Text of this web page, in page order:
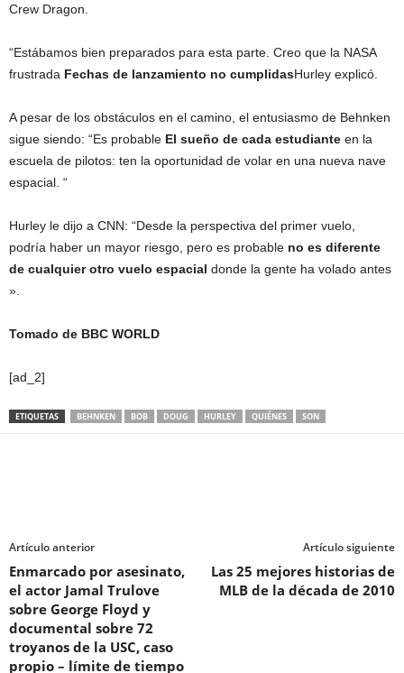
Crew Dragon.
“Estábamos bien preparados para esta parte. Creo que la NASA
frustrada Fechas de lanzamiento no cumplidasHurley explicó.
A pesar de los obstáculos en el camino, el entusiasmo de Behnken
sigue siendo: “Es probable El sueño de cada estudiante en la
escuela de pilotos: ten la oportunidad de volar en una nueva nave
espacial. “
Hurley le dijo a CNN: “Desde la perspectiva del primer vuelo,
podría haber un mayor riesgo, pero es probable no es diferente
de cualquier otro vuelo espacial donde la gente ha volado antes
».
Tomado de BBC WORLD
[ad_2]
ETIQUETAS BEHNKEN BOB DOUG HURLEY QUIÉNES SON
Artículo anterior
Enmarcado por asesinato,
el actor Jamal Trulove
sobre George Floyd y
documental sobre 72
troyanos de la USC, caso
propio – límite de tiempo
Artículo siguiente
Las 25 mejores historias de
MLB de la década de 2010